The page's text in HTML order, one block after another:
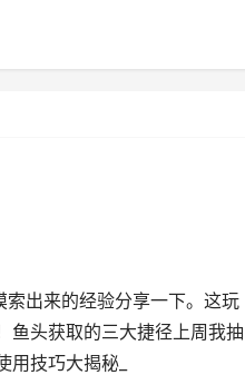
出来的经验分享一下。这玩
鱼头获取的三大捷径上周我抽
技巧大揭秘_